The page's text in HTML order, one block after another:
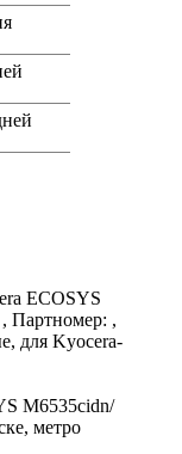
ECOSYS
Партномер: ,
для Kyocera-
M6535cidn/
метро